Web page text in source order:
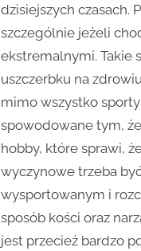
dzisiejszych czasach.
szczególnie jeżeli
ekstremalnymi. Takie
uszczerbku na
mimo wszystko
spowodowane tym,
hobby, które sprawi,
wyczynowe trzeba
wysportowanym i
sposób kości oraz
jest przecież bardzo